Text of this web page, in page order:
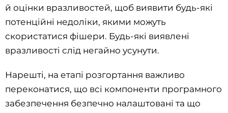
й оцінки вразливостей, щоб виявити будь-які
потенційні недоліки, якими можуть
скористатися фішери. Будь-які виявлені
вразливості слід негайно усунути.
Нарешті, на етапі розгортання важливо
переконатися, що всі компоненти програмного
забезпечення безпечно налаштовані та що